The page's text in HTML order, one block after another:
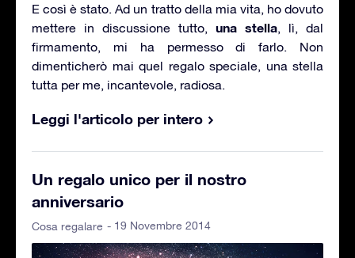
E così è stato. Ad un tratto della mia vita, ho dovuto
mettere in discussione tutto, una stella, lì, dal
firmamento, mi ha permesso di farlo. Non
dimenticherò mai quel regalo speciale, una stella
tutta per me, incantevole, radiosa.
Leggi l'articolo per intero
Un regalo unico per il nostro
anniversario
Cosa regalare - 19 Novembre 2014